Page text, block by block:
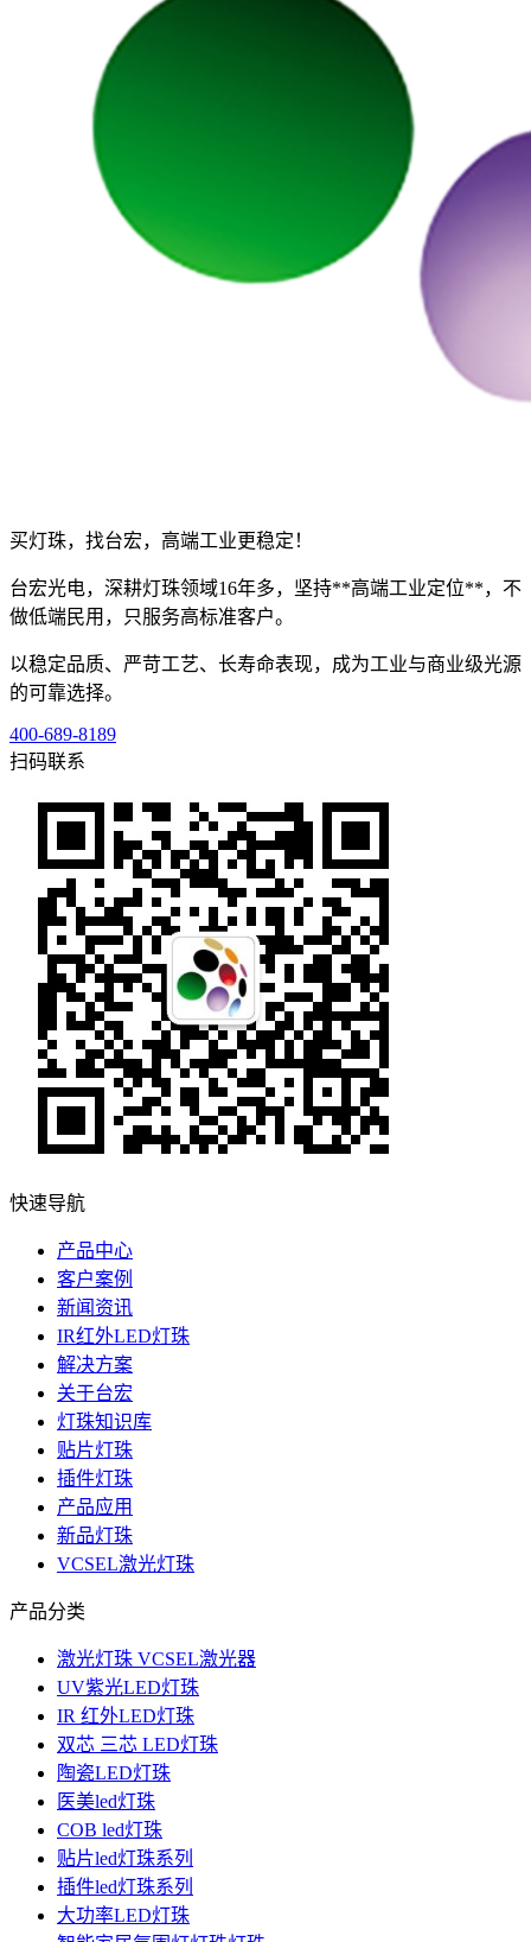
买灯珠，找台宏，高端工业更稳定！
台宏光电，深耕灯珠领域16年多，坚持**高端工业定位**，不
做低端民用，只服务高标准客户。
以稳定品质、严苛工艺、长寿命表现，成为工业与商业级光源
的可靠选择。
400-689-8189
扫码联系
快速导航
产品中心
客户案例
新闻资讯
IR红外LED灯珠
解决方案
关于台宏
灯珠知识库
贴片灯珠
插件灯珠
产品应用
新品灯珠
VCSEL激光灯珠
产品分类
激光灯珠 VCSEL激光器
UV紫光LED灯珠
IR 红外LED灯珠
双芯 三芯 LED灯珠
陶瓷LED灯珠
医美led灯珠
COB led灯珠
贴片led灯珠系列
插件led灯珠系列
大功率LED灯珠